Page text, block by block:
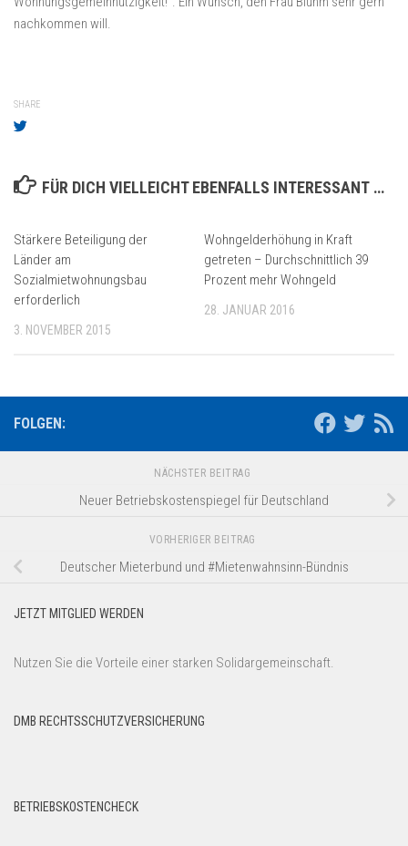
nachkommen will.
SHARE
FÜR DICH VIELLEICHT EBENFALLS INTERESSANT …
Stärkere Beteiligung der
Länder am
Sozialmietwohnungsbau
erforderlich
3. NOVEMBER 2015
Wohngelderhöhung in Kraft
getreten – Durchschnittlich 39
Prozent mehr Wohngeld
28. JANUAR 2016
FOLGEN:
NÄCHSTER BEITRAG
Neuer Betriebskostenspiegel für Deutschland
VORHERIGER BEITRAG
Deutscher Mieterbund und #Mietenwahnsinn-Bündnis
JETZT MITGLIED WERDEN
Nutzen Sie die Vorteile einer starken Solidargemeinschaft.
DMB RECHTSSCHUTZVERSICHERUNG
BETRIEBSKOSTENCHECK